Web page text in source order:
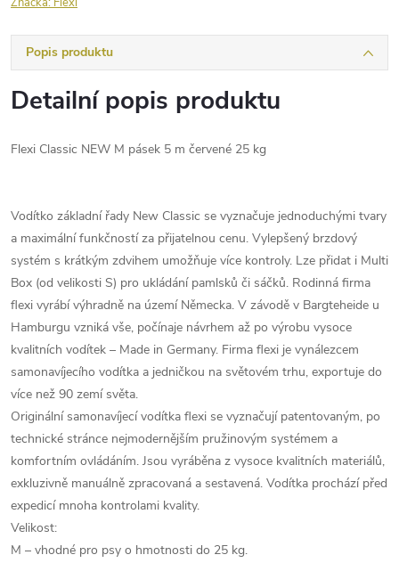
Popis produktu
Detailní popis produktu
Flexi Classic NEW M pásek 5 m červené 25 kg
Vodítko základní řady New Classic se vyznačuje jednoduchými tvary
a maximální funkčností za přijatelnou cenu. Vylepšený brzdový
systém s krátkým zdvihem umožňuje více kontroly. Lze přidat i Multi
Box (od velikosti S) pro ukládání pamlsků či sáčků. Rodinná firma
flexi vyrábí výhradně na území Německa. V závodě v Bargteheide u
Hamburgu vzniká vše, počínaje návrhem až po výrobu vysoce
kvalitních vodítek – Made in Germany. Firma flexi je vynálezcem
samonavíjecího vodítka a jedničkou na světovém trhu, exportuje do
více než 90 zemí světa.
Originální samonavíjecí vodítka flexi se vyznačují patentovaným, po
technické stránce nejmodernějším pružinovým systémem a
komfortním ovládáním. Jsou vyráběna z vysoce kvalitních materiálů,
exkluzivně manuálně zpracovaná a sestavená. Vodítka prochází před
expedicí mnoha kontrolami kvality.
Velikost:
M – vhodné pro psy o hmotnosti do 25 kg.